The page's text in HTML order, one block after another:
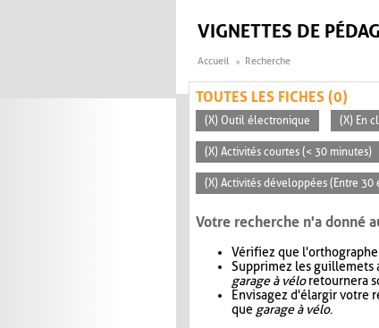
VIGNETTES DE
Accueil Recherche
TOUTES LES FICHES (0)
(X) Outil électronique (X) En
(X) Activités courtes (< 30 minutes)
(X) Activités développées (Entre 30
Votre recherche n'a donné
Vérifiez que
Supprimez les guillemets
garage à véloretournera
Envisagez d'élargir votre
que garage à vélo.